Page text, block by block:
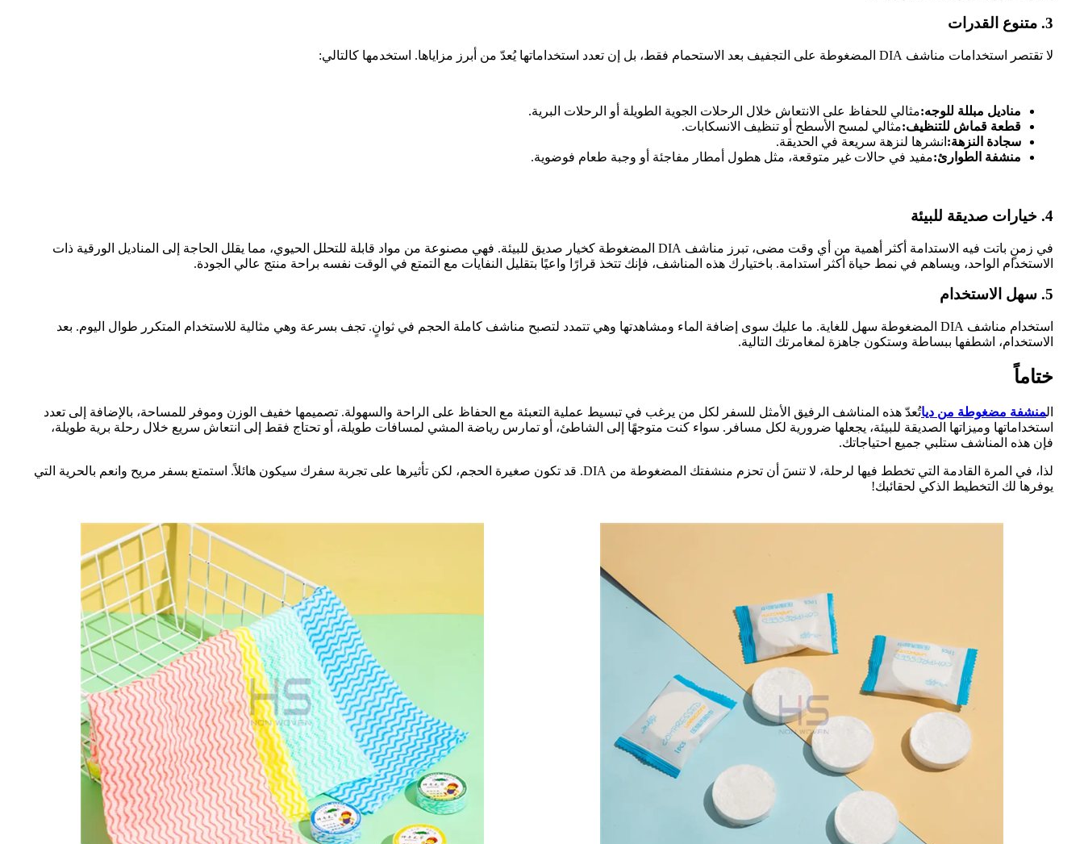
3. متنوع القدرات
لا تقتصر استخدامات مناشف DIA المضغوطة على التجفيف بعد الاستحمام فقط، بل إن تعدد استخداماتها يُعدّ من أبرز مزاياها. استخدمها كالتالي:
مناديل مبللة للوجه:مثالي للحفاظ على الانتعاش خلال الرحلات الجوية الطويلة أو الرحلات البرية.
قطعة قماش للتنظيف:مثالي لمسح الأسطح أو تنظيف الانسكابات.
سجادة النزهة: انشرها لنزهة سريعة في الحديقة.
منشفة الطوارئ:مفيد في حالات غير متوقعة، مثل هطول أمطار مفاجئة أو وجبة طعام فوضوية.
4. خيارات صديقة للبيئة
في زمنٍ باتت فيه الاستدامة أكثر أهمية من أي وقت مضى، تبرز مناشف DIA المضغوطة كخيار صديق للبيئة. فهي مصنوعة من مواد قابلة للتحلل الحيوي، مما يقلل الحاجة إلى المناديل الورقية ذات
الاستخدام الواحد، ويساهم في نمط حياة أكثر استدامة. باختيارك هذه المناشف، فإنك تتخذ قرارًا واعيًا بتقليل النفايات مع التمتع في الوقت نفسه براحة منتج عالي الجودة.
5. سهل الاستخدام
استخدام مناشف DIA المضغوطة سهل للغاية. ما عليك سوى إضافة الماء ومشاهدتها وهي تتمدد لتصبح مناشف كاملة الحجم في ثوانٍ. تجف بسرعة وهي مثالية للاستخدام المتكرر طوال اليوم. بعد
الاستخدام، اشطفها ببساطة وستكون جاهزة لمغامرتك التالية.
ختاماً
المنشفة مضغوطة من دياتُعدّ هذه المناشف الرفيق الأمثل للسفر لكل من يرغب في تبسيط عملية التعبئة مع الحفاظ على الراحة والسهولة. تصميمها خفيف الوزن وموفر للمساحة، بالإضافة إلى تعدد
استخداماتها وميزاتها الصديقة للبيئة، يجعلها ضرورية لكل مسافر. سواء كنت متوجهًا إلى الشاطئ، أو تمارس رياضة المشي لمسافات طويلة، أو تحتاج فقط إلى انتعاش سريع خلال رحلة برية طويلة،
فإن هذه المناشف ستلبي جميع احتياجاتك.
لذا، في المرة القادمة التي تخطط فيها لرحلة، لا تنسَ أن تحزم منشفتك المضغوطة من DIA. قد تكون صغيرة الحجم، لكن تأثيرها على تجربة سفرك سيكون هائلاً. استمتع بسفر مريح وانعم بالحرية التي
يوفرها لك التخطيط الذكي لحقائبك!